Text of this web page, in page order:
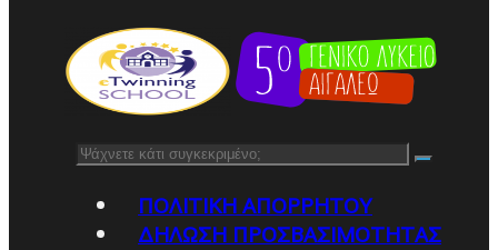
Αναζήτηση
ΠΟΛΙΤΙΚΉ ΑΠΟΡΡΉΤΟΥ
ΔΉΛΩΣΗ ΠΡΟΣΒΑΣΙΜΌΤΗΤΑΣ